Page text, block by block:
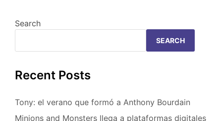
Search
SEARCH
Recent Posts
Tony: el verano que formó a Anthony Bourdain
Minions and Monsters llega a plataformas digitales